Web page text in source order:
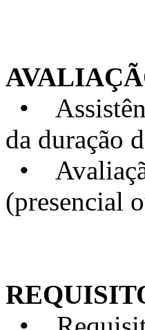
•
da duração
•
(presencial